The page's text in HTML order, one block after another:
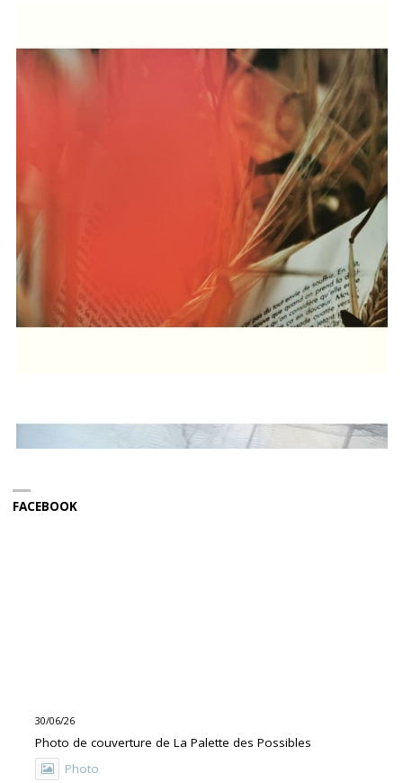
FACEBOOK
30/06/26
Photo de couverture de La Palette des Possibles
Photo